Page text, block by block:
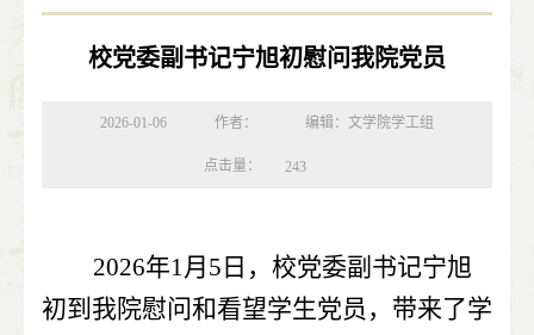
校党委副书记宁旭初慰问我院党员
2026-01-06 作者： 编辑：文学院学工组
点击量： 243
2026年1月 5 日，校党委副书记宁旭
初到我院慰问和看望学生党员，带来了学